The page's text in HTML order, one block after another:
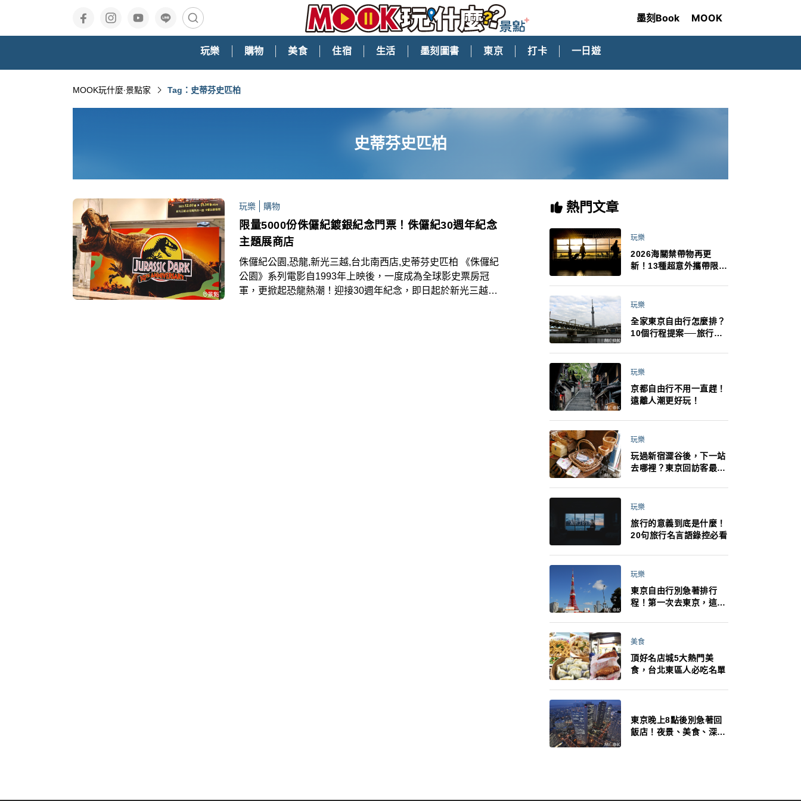
墨刻Book MOOK
玩樂 購物 美食 住宿 生活 墨刻圖書 東京 打卡 一日遊
MOOK玩什麼‧景點家 Tag：史蒂芬史匹柏
史蒂芬史匹柏
玩樂 購物
限量5000份侏儸紀鍍銀紀念門票！侏儸紀30週年紀念
主題展商店
侏儸紀公園,恐龍,新光三越,台北南西店,史蒂芬史匹柏 《侏儸紀
公園》系列電影自1993年上映後，一度成為全球影史票房冠
軍，更掀起恐龍熱潮！迎接30週年紀念，即日起於新光三越台
熱門文章
玩樂
2026海關禁帶物再更
新！13種超意外攜帶限
最高還罰百萬！注意事項
玩樂
全家東京自由行怎麼排？
10個行程提案──旅行不
法！
玩樂
京都自由行不用一直趕！
遠離人潮更好玩！
玩樂
玩過新宿澀谷後，下一站
去哪裡？東京回訪客最推
玩樂
旅行的意義到底是什麼！
20句旅行名言語錄控必看
玩樂
東京自由行別急著排行
程！第一次去東京，這10
美食
頂好名店城5大熱門美
食，台北東區人必吃名單
東京晚上8點後別急著回
飯店！夜景、美食、深夜